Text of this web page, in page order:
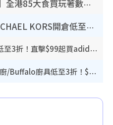
【8月生日優惠2026】全港85大食買玩著數攻略 自助餐/火鍋放題同行免費＋誠品/DONKI送現金券
開倉優惠｜銅鑼灣MICHAEL KORS開倉低至17折！直擊$500起買手袋/銀包/鞋款 必買經典Jet Set系列
開倉優惠｜馬拉松開倉低至3折！直擊$99起買adidas／New Balance／Puma鞋款 STANLEY保溫杯劈價至$119起
廚具優惠｜普樂氏/意美廚/Buffalo廚具低至3折！$89起買煎鍋／炒鑊／個人鍋 同場小家電激減至$99起